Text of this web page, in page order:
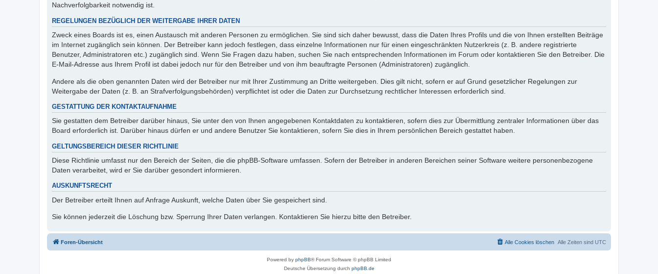
Nachverfolgbarkeit notwendig ist.
REGELUNGEN BEZÜGLICH DER WEITERGABE IHRER DATEN
Zweck eines Boards ist es, einen Austausch mit anderen Personen zu ermöglichen. Sie sind sich daher bewusst, dass die Daten Ihres Profils und die von Ihnen erstellten Beiträge
im Internet zugänglich sein können. Der Betreiber kann jedoch festlegen, dass einzelne Informationen nur für einen eingeschränkten Nutzerkreis (z. B. andere registrierte
Benutzer, Administratoren etc.) zugänglich sind. Wenn Sie Fragen dazu haben, suchen Sie nach entsprechenden Informationen im Forum oder kontaktieren Sie den Betreiber. Die
E-Mail-Adresse aus Ihrem Profil ist dabei jedoch nur für den Betreiber und von ihm beauftragte Personen (Administratoren) zugänglich.
Andere als die oben genannten Daten wird der Betreiber nur mit Ihrer Zustimmung an Dritte weitergeben. Dies gilt nicht, sofern er auf Grund gesetzlicher Regelungen zur
Weitergabe der Daten (z. B. an Strafverfolgungsbehörden) verpflichtet ist oder die Daten zur Durchsetzung rechtlicher Interessen erforderlich sind.
GESTATTUNG DER KONTAKTAUFNAHME
Sie gestatten dem Betreiber darüber hinaus, Sie unter den von Ihnen angegebenen Kontaktdaten zu kontaktieren, sofern dies zur Übermittlung zentraler Informationen über das
Board erforderlich ist. Darüber hinaus dürfen er und andere Benutzer Sie kontaktieren, sofern Sie dies in Ihrem persönlichen Bereich gestattet haben.
GELTUNGSBEREICH DIESER RICHTLINIE
Diese Richtlinie umfasst nur den Bereich der Seiten, die die phpBB-Software umfassen. Sofern der Betreiber in anderen Bereichen seiner Software weitere personenbezogene
Daten verarbeitet, wird er Sie darüber gesondert informieren.
AUSKUNFTSRECHT
Der Betreiber erteilt Ihnen auf Anfrage Auskunft, welche Daten über Sie gespeichert sind.
Sie können jederzeit die Löschung bzw. Sperrung Ihrer Daten verlangen. Kontaktieren Sie hierzu bitte den Betreiber.
Foren-Übersicht Alle Zeiten sind UTC
Alle Cookies löschen
Powered by phpBB® Forum Software © phpBB Limited
Deutsche Übersetzung durch phpBB.de